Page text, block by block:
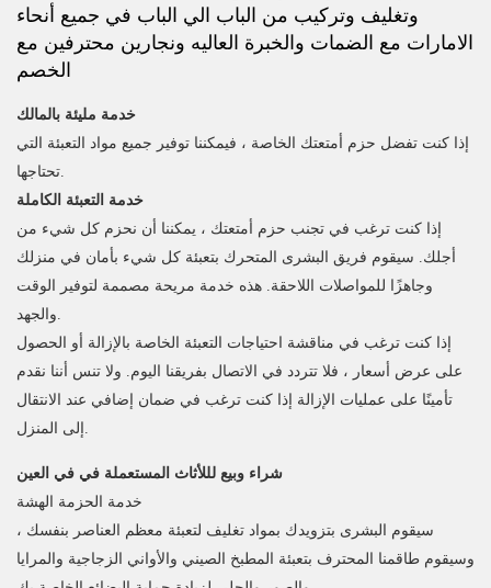
وتغليف وتركيب من الباب الي الباب في جميع أنحاء
الامارات مع الضمات والخبرة العاليه ونجارين محترفين مع
الخصم
خدمة مليئة بالمالك
إذا كنت تفضل حزم أمتعتك الخاصة ، فيمكننا توفير جميع مواد التعبئة التي
خدمة التعبئة الكاملة
إذا كنت ترغب في تجنب حزم أمتعتك ، يمكننا أن نحزم كل شيء من
أجلك. سيقوم فريق البشرى المتحرك بتعبئة كل شيء بأمان في منزلك
وجاهزًا للمواصلات اللاحقة. هذه خدمة مريحة مصممة لتوفير الوقت
إذا كنت ترغب في مناقشة احتياجات التعبئة الخاصة بالإزالة أو الحصول
على عرض أسعار ، فلا تتردد في الاتصال بفريقنا اليوم. ولا تنس أننا نقدم
تأمينًا على عمليات الإزالة إذا كنت ترغب في ضمان إضافي عند الانتقال
شراء وبيع لللأثاث المستعملة في في العين
خدمة الحزمة الهشة
سيقوم البشرى بتزويدك بمواد تغليف لتعبئة معظم العناصر بنفسك ،
وسيقوم طاقمنا المحترف بتعبئة المطبخ الصيني والأواني الزجاجية والمرايا